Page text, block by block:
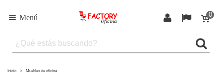
Menú 0
Inicio > Muebles de oficina